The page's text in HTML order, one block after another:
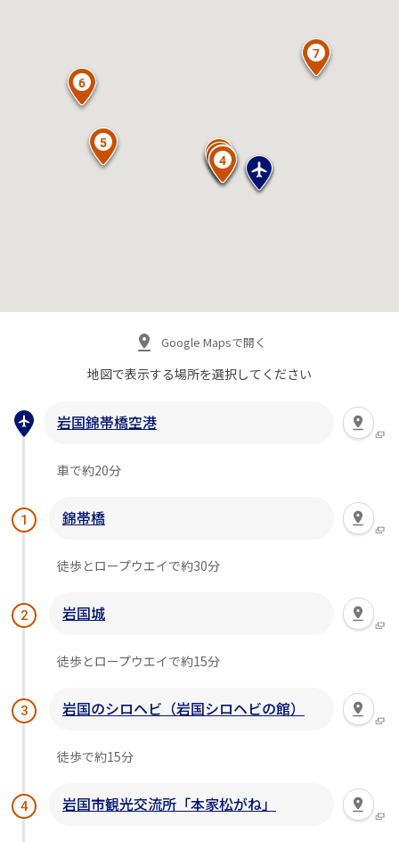
Google Mapsで開く
地図で表示する場所を選択してください
岩国錦帯橋空港
車で約20分
1 錦帯橋
徒歩とロープウエイで約30分
2 岩国城
徒歩とロープウエイで約15分
3 岩国のシロヘビ（岩国シロヘビの館）
徒歩で約15分
4 岩国市観光交流所「本家松がね」